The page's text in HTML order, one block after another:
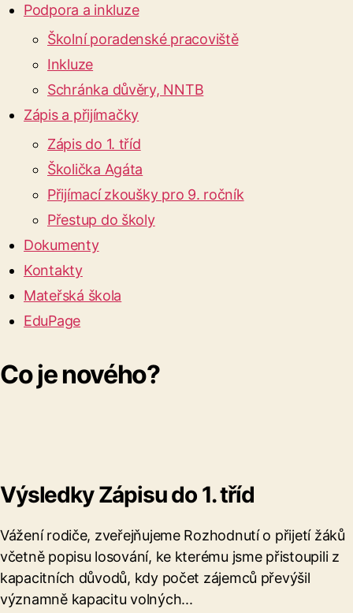
Podpora a inkluze
Školní poradenské pracoviště
Inkluze
Schránka důvěry, NNTB
Zápis a přijímačky
Zápis do 1. tříd
Školička Agáta
Přijímací zkoušky pro 9. ročník
Přestup do školy
Dokumenty
Kontakty
Mateřská škola
EduPage
Co je nového?
Výsledky Zápisu do 1. tříd
Vážení rodiče, zveřejňujeme Rozhodnutí o přijetí žáků
včetně popisu losování, ke kterému jsme přistoupili z
kapacitních důvodů, kdy počet zájemců převýšil
významně kapacitu volných...